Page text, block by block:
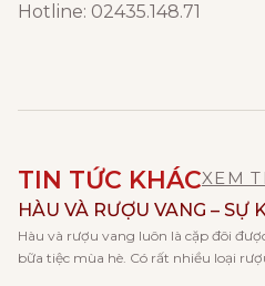
Hotline: 02435.148.71
TIN TỨC KHÁCXEM
HÀU VÀ RƯỢU VANG – SỰ
CHO NGÀY HÈ
Hàu và rượu vang luôn là cặp đôi
bữa tiệc mùa hè. Có rất nhiều loại